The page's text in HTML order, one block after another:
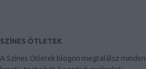
SZÍNES ÖTLETEK
A Színes Ötletek blogon megtalálsz minden